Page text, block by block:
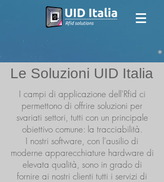
Le Soluzioni UID Italia
I campi di applicazione dell'Rfid ci
permettono di offrire soluzioni per
svariati settori, tutti con un principale
obiettivo comune: la tracciabilità.
I nostri software, con l'ausilio di
moderne apparecchiature hardware di
elevata qualità, sono in grado di
fornire ai nostri clienti tutti i servizi di